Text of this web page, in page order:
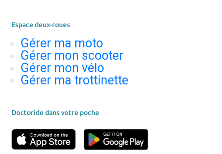
Espace deux-roues
Gérer ma moto
Gérer mon scooter
Gérer mon vélo
Gérer ma trottinette
Doctoride dans votre poche